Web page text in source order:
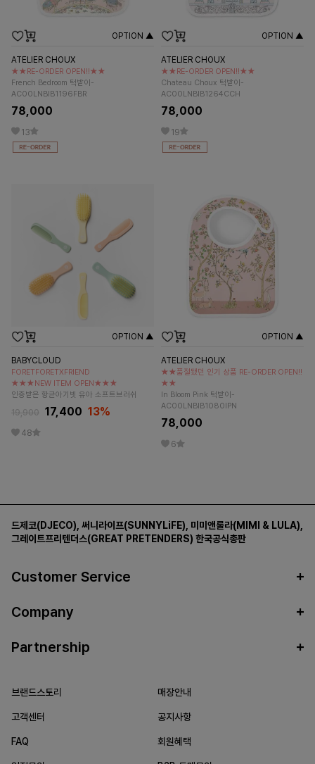
OPTION ▲
ATELIER CHOUX
★★RE-ORDER OPEN!!★★
French Bedroom 턱받이-
AC00LNBIB1196FBR
78,000
13
OPTION ▲
ATELIER CHOUX
★★RE-ORDER OPEN!!★★
Chateau Choux 턱받이-
AC00LNBIB1264CCH
78,000
19
OPTION ▲
BABYCLOUD
FORETFORETXFRIEND
★★★NEW ITEM OPEN★★★
인증받은 항균아기빗 유아 소프트브러쉬
19,900 17,400 13%
48
OPTION ▲
ATELIER CHOUX
★★품절됐던 인기 상품 RE-ORDER OPEN!!
★★
In Bloom Pink 턱받이-
AC00LNBIB1080IPN
78,000
6
드제코(DJECO) 써니라이프(SUNNYLiFE) 미미앤룰라(MIMI & LULA)
그레이트프리텐더스(GREAT PRETENDERS) 한국공식총판
Customer Service
Company
Partnership
브랜드스토리 매장안내
고객센터 공지사항
FAQ 회원혜택